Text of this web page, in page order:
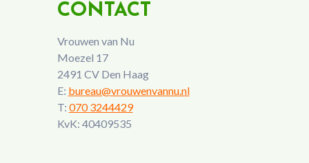
CONTACT
Vrouwen van Nu
Moezel 17
2491 CV Den Haag
E: bureau@vrouwenvannu.nl
T: 070 3244429
KvK: 40409535